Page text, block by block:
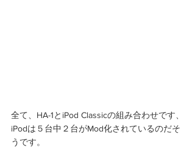
全て、HA-1とiPod Classicの組み合わせです、
iPodは５台中２台がMod化されているのだそ
うです。